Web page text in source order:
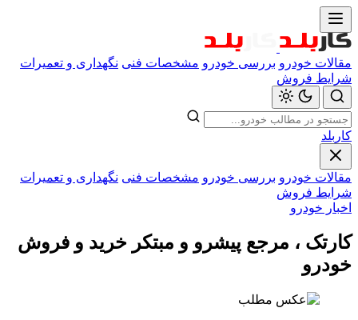
مقالات خودرو بررسی خودرو مشخصات فنی نگهداری و تعمیرات
شرایط فروش
کاربلد
مقالات خودرو بررسی خودرو مشخصات فنی نگهداری و تعمیرات
شرایط فروش
اخبار خودرو
کارتک ، مرجع پیشرو و مبتکر خرید و فروش
خودرو